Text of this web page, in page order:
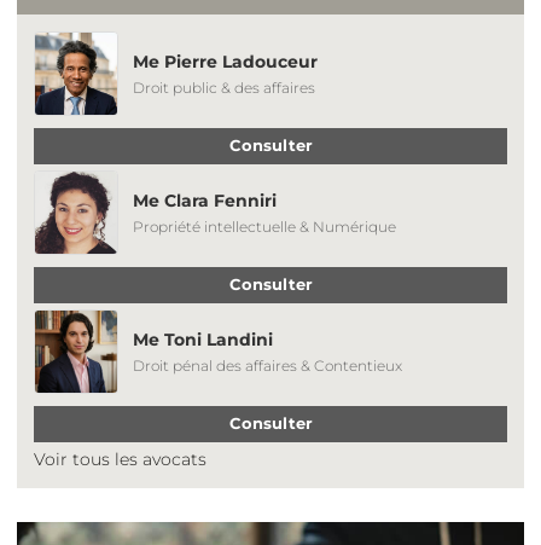
Me Pierre Ladouceur
Droit public & des affaires
Consulter
Me Clara Fenniri
Propriété intellectuelle & Numérique
Consulter
Me Toni Landini
Droit pénal des affaires & Contentieux
Consulter
Voir tous les avocats